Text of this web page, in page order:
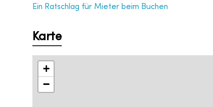
Ein Ratschlag für Mieter beim Buchen
Karte
+
−